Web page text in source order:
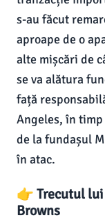
s-au făcut
aproape de o
alte mișcări de
se va alătura
față
Angeles, în timp
de la fundașul
în atac.
👉 Trecutul lui
Browns